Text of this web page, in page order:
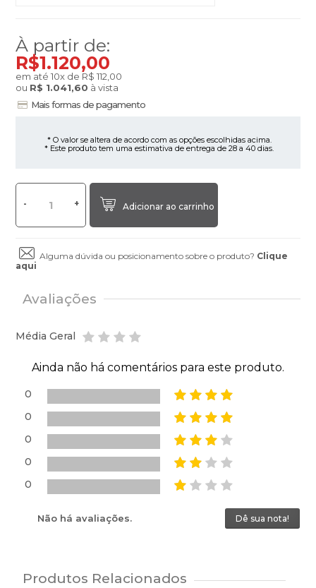
À partir de:
R$1.120,00
em até10x de R$ 112,00
ou R$ 1.041,60 à vista
Mais formas de pagamento
* O valor se altera de acordo com as opções escolhidas acima.
* Este produto tem uma estimativa de entrega de 28 a 40 dias.
+
- Adicionar ao carrinho
Alguma dúvida ou posicionamento sobre o produto? Clique
aqui
Avaliações
Média Geral
Ainda não há comentários para este produto.
0
0
0
0
0
Não há avaliações. Dê sua nota!
Produtos Relacionados